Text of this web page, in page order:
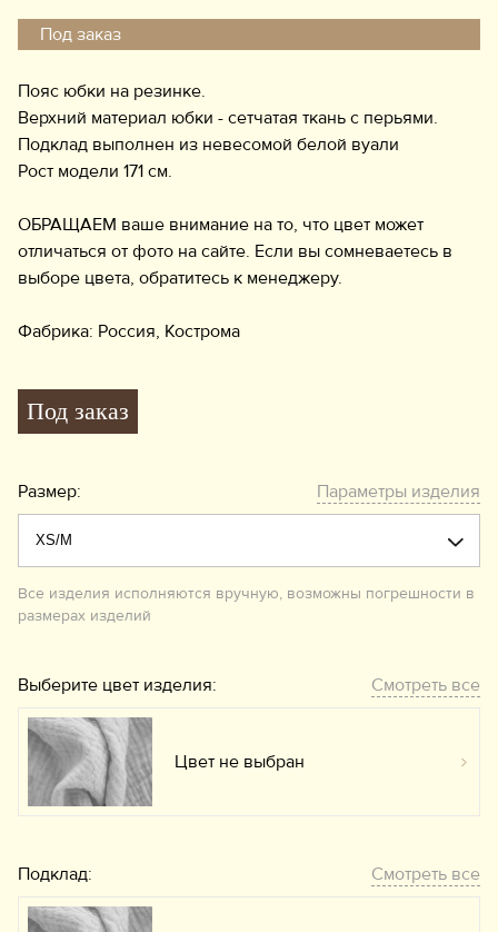
Под заказ
Пояс юбки на резинке.
Верхний материал юбки - сетчатая ткань с перьями.
Подклад выполнен из невесомой белой вуали
Рост модели 171 см.
ОБРАЩАЕМ ваше внимание на то, что цвет может
отличаться от фото на сайте. Если вы сомневаетесь в
выборе цвета, обратитесь к менеджеру.
Фабрика: Россия, Кострома
Под заказ
Размер: Параметры изделия
Все изделия исполняются вручную, возможны погрешности в
размерах изделий
Выберите цвет изделия: Смотреть все
Цвет не выбран
Подклад: Смотреть все